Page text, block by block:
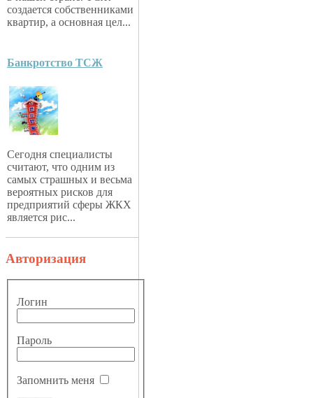
создается собственниками
квартир, а основная цел...
Банкротство ТСЖ
Сегодня специалисты
считают, что одним из
самых страшных и весьма
вероятных рисков для
предприятий сферы ЖКХ
является рис...
Авторизация
Логин
Пароль
Запомнить меня